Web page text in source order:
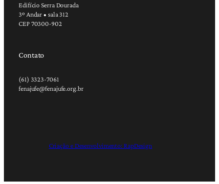
Edifício Serra Dourada
3º Andar • sala 312
CEP 70300-902
Contato
(61) 3323-7061
fenajufe@fenajufe.org.br
Criação e Desenvolvimento: RapDesign